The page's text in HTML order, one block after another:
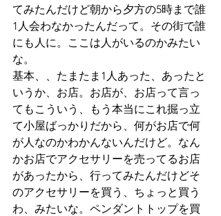
てみたんだけど朝から夕方の5時まで誰
1人会わなかったんだって。その街で誰
にも人に。ここは人がいるのかみたい
な。
基本、、たまたま1人あった、あったと
いうか、お店。お店が、お店って言っ
てもこういう、もう本当にこれ掘っ立
て小屋ばっかりだから、何がお店で何
が人なのかわかんないんだけど。なん
かお店でアクセサリーを売ってるお店
があったから、行ってみたんだけどそ
のアクセサリーを買う、ちょっと買う
わ、みたいな。ペンダントトップを買